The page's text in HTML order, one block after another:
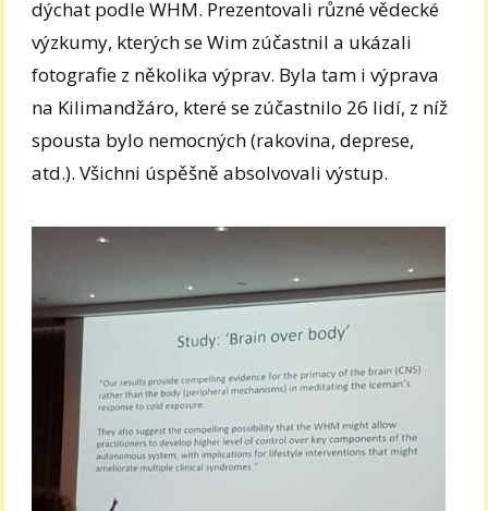
dýchat podle WHM. Prezentovali různé vědecké
výzkumy, kterých se Wim zúčastnil a ukázali
fotografie z několika výprav. Byla tam i výprava
na Kilimandžáro, které se zúčastnilo 26 lidí, z níž
spousta bylo nemocných (rakovina, deprese,
atd.). Všichni úspěšně absolvovali výstup.